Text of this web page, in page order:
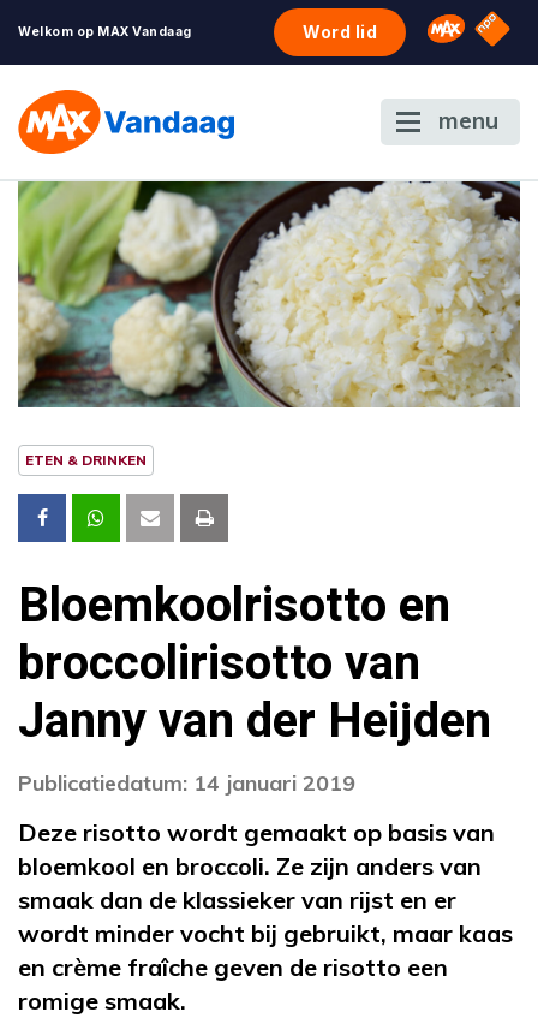
Welkom op MAX Vandaag Word lid Omroep
NPO
menu
ETEN & DRINKEN
Bloemkoolrisotto en
broccolirisotto van
Janny van der Heijden
Publicatiedatum: 14 januari 2019
Deze risotto wordt gemaakt op basis van
bloemkool en broccoli. Ze zijn anders van
smaak dan de klassieker van rijst en er
wordt minder vocht bij gebruikt, maar kaas
en crème fraîche geven de risotto een
romige smaak.